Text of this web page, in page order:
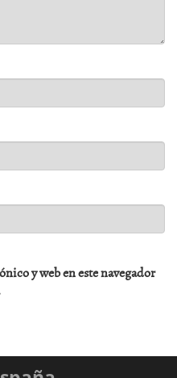
y web en este navegador